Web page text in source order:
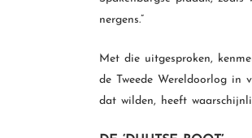
nergens.”
Met die uitgesproken,
de Tweede Wereldoorlog in
dat wilden, heeft